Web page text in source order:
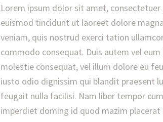
Lorem ipsum dolor sit amet,
euismod tincidunt ut laoreet dolore
veniam, quis nostrud exerci tation
commodo consequat. Duis autem vel
molestie consequat, vel illum dolore eu
iusto odio dignissim qui blandit praesent
feugait nulla facilisi. Nam liber tempor
imperdiet doming id quod mazim placerat